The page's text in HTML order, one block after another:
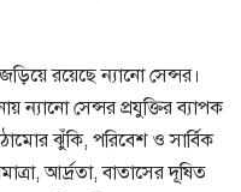
রয়েছে ন্যানো সেন্সর।
ন্যানো সেন্সর প্রযুক্তির ব্যাপক
ঝুঁকি, পরিবেশ ও সার্বিক
আর্দ্রতা, বাতাসের দূষিত